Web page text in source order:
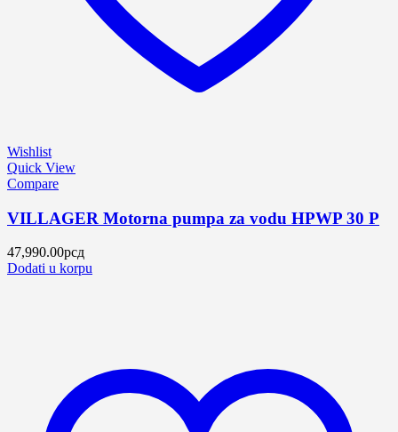
Wishlist
Quick View
Compare
VILLAGER Motorna pumpa za vodu HPWP 30 P
47,990.00рсд
Dodati u korpu